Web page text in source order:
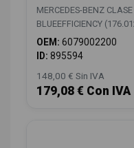
MERCEDES-BENZ
BLUEEFFICIENCY
OEM: 6079002200
ID: 895594
148,00 € Sin IVA
179,08 € Con IVA